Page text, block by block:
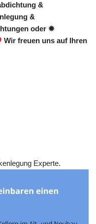
&
&
oder ✹
Wir freuen uns auf Ihren
Experte.